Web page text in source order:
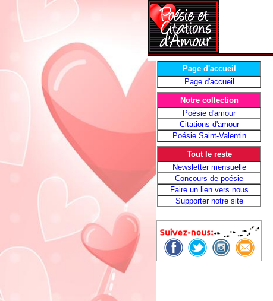
Page d'accueil
Page d'accueil
Notre collection
Poésie d'amour
Citations d'amour
Poésie Saint-Valentin
Tout le reste
Newsletter mensuelle
Concours de poésie
Faire un lien vers nous
Supporter notre site